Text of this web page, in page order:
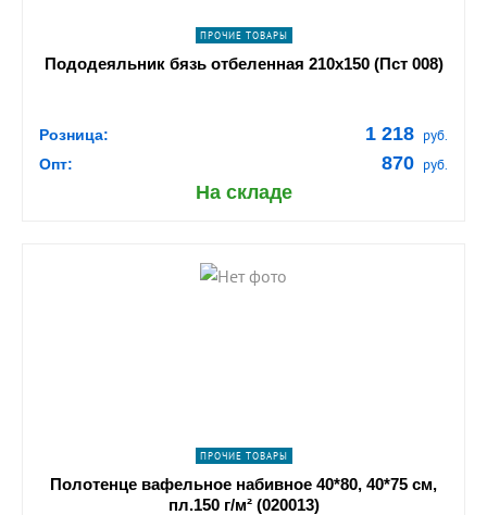
ПРОЧИЕ ТОВАРЫ
Пододеяльник бязь отбеленная 210х150 (Пст 008)
Розница: 1 218 руб.
Опт: 870 руб.
На складе
shopping_cart В КОРЗИНУ
ПРОЧИЕ ТОВАРЫ
Полотенце вафельное набивное 40*80, 40*75 см,
пл.150 г/м² (020013)